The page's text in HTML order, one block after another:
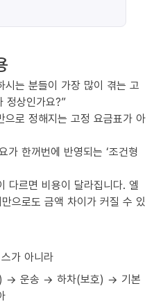
시는 분들이 가장 많이 겪는 고
정상인가요?”
으로 정해지는 고정 요금표가 아
가 한꺼번에 반영되는 ‘조건형
다르면 비용이 달라집니다. 엘
으로도 금액 차이가 커질 수 있
가 아니라
) → 운송 → 하차(보호) → 기본